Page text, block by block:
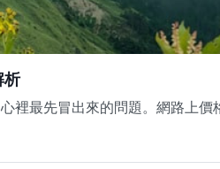
析
裡最先冒出來的問題。網路上